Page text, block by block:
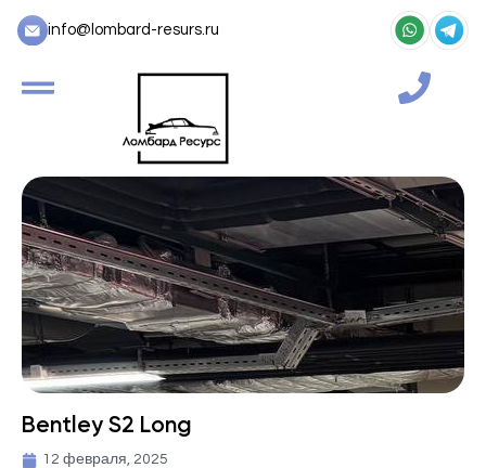
info@lombard-resurs.ru
Bentley S2 Long
12 февраля, 2025